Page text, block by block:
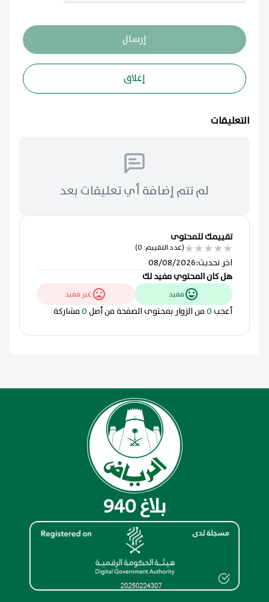
إرسال
إغلاق
التعليقات
لم تتم إضافة أي تعليقات بعد
تقييمك للمحتوى
★
★
★
★
★(عدد التقييم: 0)
اخر تحديث:
08/08/2026
هل كان المحتوي مفيد لك
مفيد غير مفيد
أعجب0من الزوار بمحتوى الصفحة من أصل0مشاركة
بلاغ 940